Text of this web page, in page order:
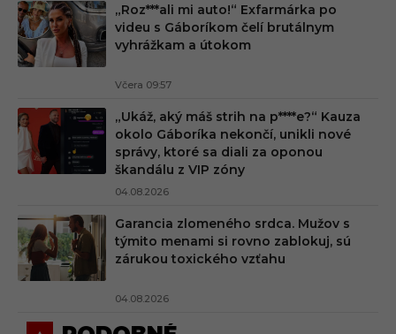
„Roz***ali mi auto!“ Exfarmárka po
videu s Gáboríkom čelí brutálnym
vyhrážkam a útokom
Včera 09:57
„Ukáž, aký máš strih na p****e?“ Kauza
okolo Gáboríka nekončí, unikli nové
správy, ktoré sa diali za oponou
škandálu z VIP zóny
04.08.2026
Garancia zlomeného srdca. Mužov s
týmito menami si rovno zablokuj, sú
zárukou toxického vzťahu
04.08.2026